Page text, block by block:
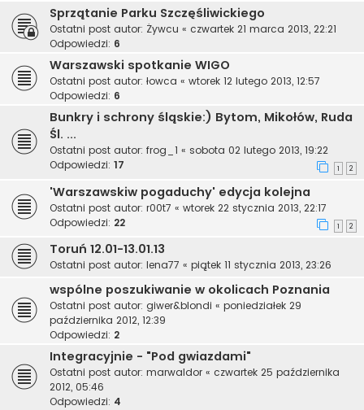
Sprzątanie Parku Szczęśliwickiego
Ostatni post autor: Żywcu « czwartek 21 marca 2013, 22:21
Odpowiedzi: 6
Warszawski spotkanie WIGO
Ostatni post autor: łowca « wtorek 12 lutego 2013, 12:57
Odpowiedzi: 6
Bunkry i schrony śląskie:) Bytom, Mikołów, Ruda
Śl. ...
Ostatni post autor: frog_1 « sobota 02 lutego 2013, 19:22
Odpowiedzi: 17 1 2
'Warszawskiw pogaduchy' edycja kolejna
Ostatni post autor: r00t7 « wtorek 22 stycznia 2013, 22:17
Odpowiedzi: 22 1 2
Toruń 12.01-13.01.13
Ostatni post autor: lena77 « piątek 11 stycznia 2013, 23:26
wspólne poszukiwanie w okolicach Poznania
Ostatni post autor: giwer&blondi « poniedziałek 29
października 2012, 12:39
Odpowiedzi: 2
Integracyjnie - "Pod gwiazdami"
Ostatni post autor: marwaldor « czwartek 25 października
2012, 05:46
Odpowiedzi: 4